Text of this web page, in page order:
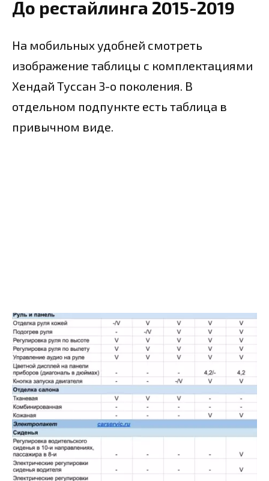
До рестайлинга 2015-2019
На мобильных удобней смотреть
изображение таблицы с комплектациями
Хендай Туссан 3-о поколения. В
отдельном подпункте есть таблица в
привычном виде.